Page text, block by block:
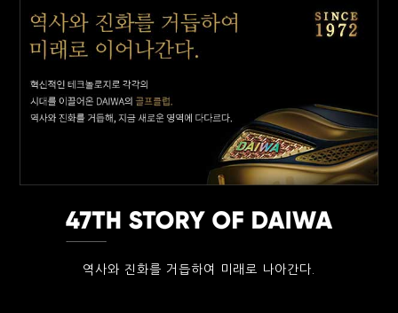
역사와 진화를 거듭하여 미래로 나아간다.